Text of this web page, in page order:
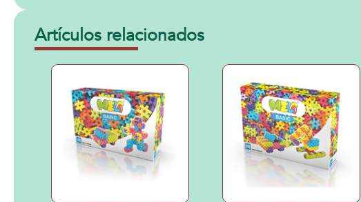
Artículos relacionados